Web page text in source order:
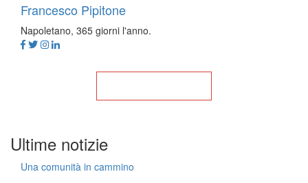
Francesco Pipitone
Napoletano, 365 giorni l'anno.
Ultime notizie
Una comunità in cammino